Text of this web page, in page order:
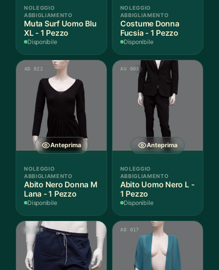
NOLEGGIO
ABBIGLIAMENTO
Muta Surf Uomo Blu
XL - 1 Pezzo
Disponibile
NOLEGGIO
ABBIGLIAMENTO
Costume Donna
Fucsia - 1 Pezzo
Disponibile
Anteprima
AD 022
NOLEGGIO
ABBIGLIAMENTO
Abito Nero Donna M
Lana - 1 Pezzo
Disponibile
Anteprima
AU 003
NOLEGGIO
ABBIGLIAMENTO
Abito Uomo Nero L -
1 Pezzo
Disponibile
AS 008 AD 017